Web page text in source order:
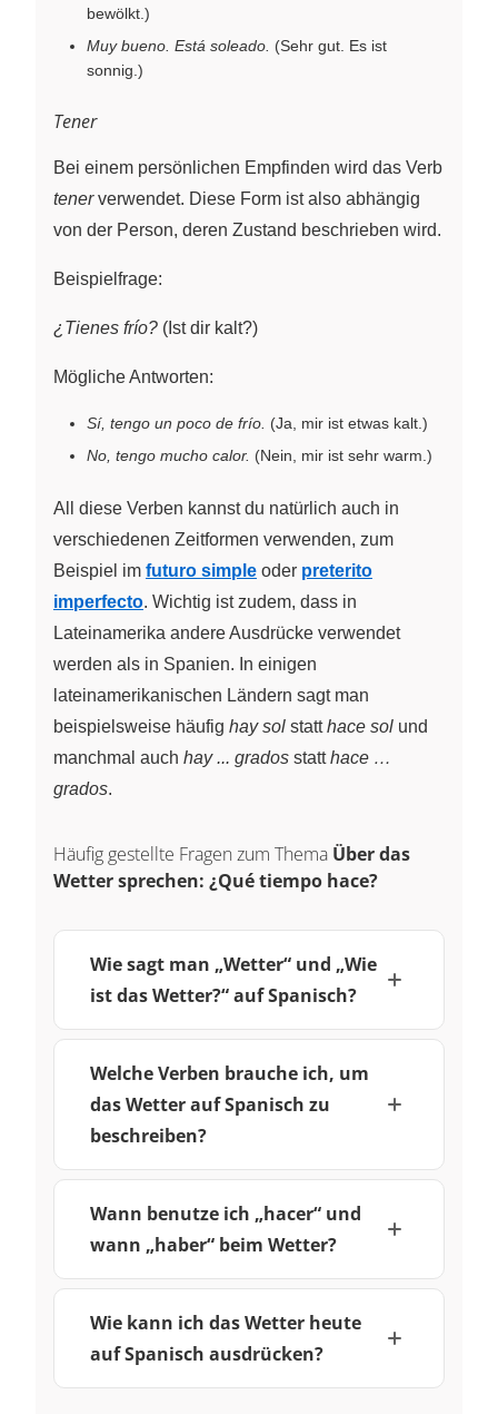
bewölkt.)
Muy bueno. Está soleado. (Sehr gut. Es ist
sonnig.)
Tener
Bei einem persönlichen Empfinden wird das Verb
tenerverwendet. Diese Form ist also abhängig
von der Person, deren Zustand beschrieben wird.
Beispielfrage:
¿Tienes frío? (Ist dir kalt?)
Mögliche Antworten:
Sí, tengo un poco de frío. (Ja, mir ist etwas kalt.)
No, tengo mucho calor. (Nein, mir ist sehr warm.)
All diese Verben kannst du natürlich auch in
verschiedenen Zeitformen verwenden, zum
Beispiel im futuro simple oder preterito
imperfecto. Wichtig ist zudem, dass in
Lateinamerika andere Ausdrücke verwendet
werden als in Spanien. In einigen
lateinamerikanischen Ländern sagt man
beispielsweise häufig hay sol statthace sol und
manchmal auch hay ... grados statthace …
grados.
Häufig gestellte Fragen zum Thema Über das
Wetter sprechen: ¿Qué tiempo hace?
Wie sagt man „Wetter“ und „Wie
ist das Wetter?“ auf Spanisch?
Welche Verben brauche ich, um
das Wetter auf Spanisch zu
beschreiben?
Wann benutze ich „hacer“ und
wann „haber“ beim Wetter?
Wie kann ich das Wetter heute
auf Spanisch ausdrücken?